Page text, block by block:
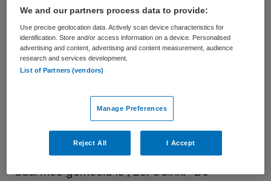
Opbod
De octrooien, licenties en
verkocht. Daarbij heeft een verkoop aan
één partij die het onderzoek kan
voortzetten de voorkeur. “Ook gezien het
maatschappelijk en medisch belang dat
daarmee gemoeid is”, zei Udink. “De
We and our partners process data to provide:
Use precise geolocation data. Actively scan device characteristics for
identification. Store and/or access information on a device. Personalised
advertising and content, advertising and content measurement, audience
research and services development.
List of Partners (vendors)
Manage Preferences
Reject All I Accept